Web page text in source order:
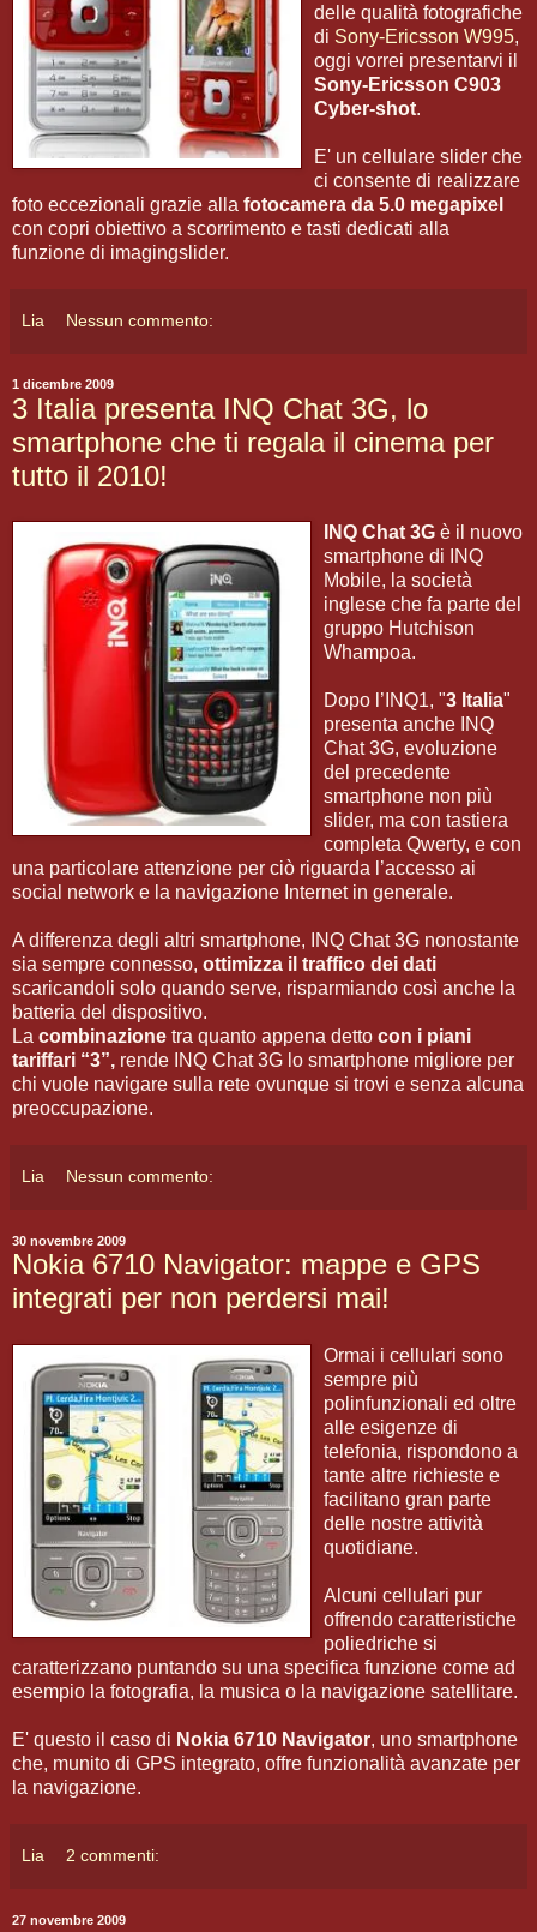
delle qualità fotografiche
di Sony-Ericsson W995,
oggi vorrei presentarvi il
Sony-Ericsson C903
Cyber-shot.
E' un cellulare slider che
ci consente di realizzare
foto eccezionali grazie alla fotocamera da 5.0 megapixel
con copri obiettivo a scorrimento e tasti dedicati alla
funzione di imagingslider.
Lia Nessun commento:
1 dicembre 2009
3 Italia presenta INQ Chat 3G, lo
smartphone che ti regala il cinema per
tutto il 2010!
INQ Chat 3G è il nuovo
smartphone di INQ
Mobile, la società
inglese che fa parte del
gruppo Hutchison
Whampoa.
Dopo l’INQ1, "3 Italia"
presenta anche INQ
Chat 3G, evoluzione
del precedente
smartphone non più
slider, ma con tastiera
completa Qwerty, e con
una particolare attenzione per ciò riguarda l’accesso ai
social network e la navigazione Internet in generale.
A differenza degli altri smartphone, INQ Chat 3G nonostante
sia sempre connesso, ottimizza il traffico dei dati
scaricandoli solo quando serve, risparmiando così anche la
batteria del dispositivo.
La combinazione tra quanto appena detto con i piani
tariffari “3”, rende INQ Chat 3G lo smartphone migliore per
chi vuole navigare sulla rete ovunque si trovi e senza alcuna
preoccupazione.
Lia Nessun commento:
30 novembre 2009
Nokia 6710 Navigator: mappe e GPS
integrati per non perdersi mai!
Ormai i cellulari sono
sempre più
polinfunzionali ed oltre
alle esigenze di
telefonia, rispondono a
tante altre richieste e
facilitano gran parte
delle nostre attività
quotidiane.
Alcuni cellulari pur
offrendo caratteristiche
poliedriche si
caratterizzano puntando su una specifica funzione come ad
esempio la fotografia, la musica o la navigazione satellitare.
E' questo il caso di Nokia 6710 Navigator, uno smartphone
che, munito di GPS integrato, offre funzionalità avanzate per
la navigazione.
Lia 2 commenti:
27 novembre 2009